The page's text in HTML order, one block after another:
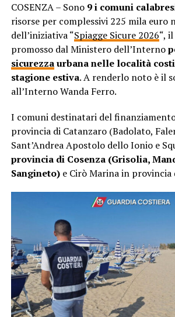
COSENZA – Sono9 i comuni
risorse per complessivi 225 mila euro
dell’iniziativa “Spiagge Sicure 2026“,
promosso dal Ministero dell’Interno
sicurezzaurbana nelle località
stagione estiva. A renderlo noto è il
all’Interno Wanda Ferro.
I comuni destinatari del
provincia di Catanzaro (Badolato,
Sant’Andrea Apostolo dello Ionio e
provincia di Cosenza (Grisolia,
Sangineto)e Cirò Marina in provincia